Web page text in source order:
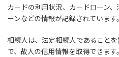
カードの利用状況、カードローン
ーンなどの情報が記録されています。
相続人は、法定相続人であること
で、故人の信用情報を取得できま